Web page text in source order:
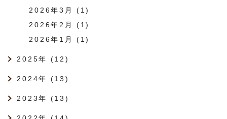
2026年3月 (1)
2026年2月 (1)
2026年1月 (1)
2025年 (12)
2024年 (13)
2023年 (13)